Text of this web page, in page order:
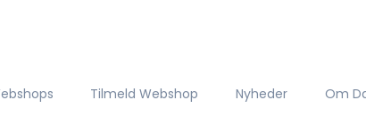
Tilmeld Webshop Nyheder Om